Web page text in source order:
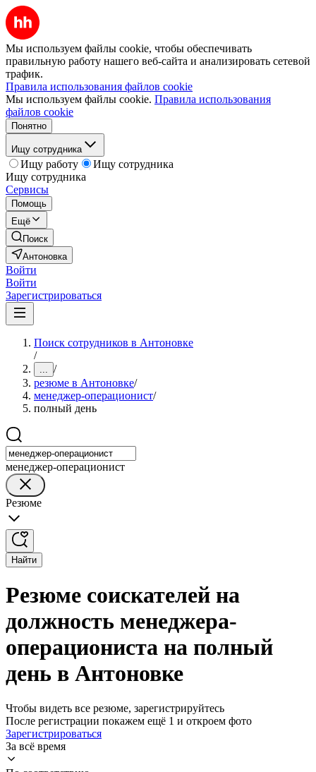
Мы используем файлы cookie, чтобы обеспечивать
правильную работу нашего веб-сайта и анализировать сетевой
трафик.
Правила использования файлов cookie
Мы используем файлы cookie. Правила использования
файлов cookie
Понятно
Ищу сотрудника
Ищу работу
Ищу сотрудника
Ищу сотрудника
Сервисы
Помощь
Ещё
Поиск
Антоновка
Войти
Войти
Зарегистрироваться
Поиск сотрудников в Антоновке
/
... /
резюме в Антоновке/
менеджер-операционист/
полный день
менеджер-операционист
Резюме
Найти
Резюме соискателей на
должность менеджера-
операциониста на полный
день в Антоновке
Чтобы видеть все резюме, зарегистрируйтесь
После регистрации покажем ещё 1 и откроем фото
Зарегистрироваться
За всё время